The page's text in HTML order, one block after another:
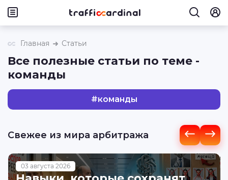
Главная Статьи
Все полезные статьи по теме -
команды
#команды
Свежее из мира арбитража
03 августа 2026